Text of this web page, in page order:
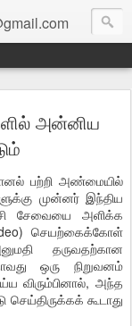
அன்னிய
பற்றி அண்மையில்
முன்னர் இந்திய
சேவையை அளிக்க
செயற்கைக்கோள்
தருவதற்கான
ஒரு நிறுவனம்
விரும்பினால், அந்த
செய்திருக்கக் கூடாது